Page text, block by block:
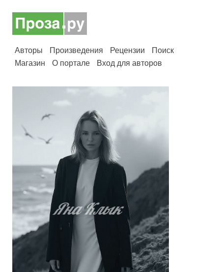
Авторы Произведения Рецензии
Поиск
Магазин
О портале Вход для авторов